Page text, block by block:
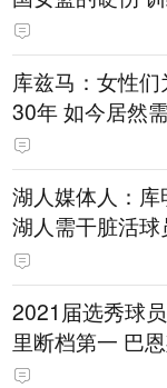
库兹马：女性
30年 如今居然
湖人媒体人：
湖人需干脏活
2021届选秀球
里断档第一 巴